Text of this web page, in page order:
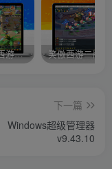
–（源码）田螺西游9.0 假人摆摊18门派飞升渡劫化圣助战最新BB谛听…. 笑傲西游二版-
下一篇
Windows超级管理器
v9.43.10